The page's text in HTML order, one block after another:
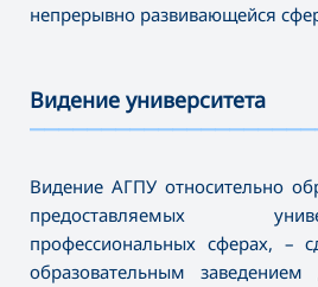
непрерывно развивающейся
Видение университета
Видение АГПУ относительно
предоставляемых
профессиональных сферах, –
образовательным заведением